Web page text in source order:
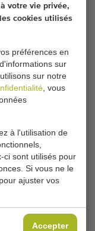
votre vie privée,
cookies utilisés
préférences en
sur
sur notre
, vous
à l'utilisation de
ci sont utilisés pour
Si vous ne le
ajuster vos
Accepter
190 cm
d'achat
de
ail et les plants
Planteuses
disponible ?